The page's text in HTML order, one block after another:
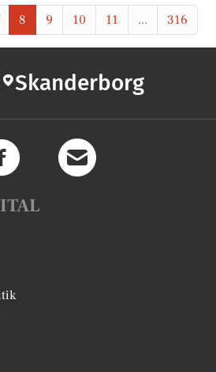
8 9 10 11 ... 316
Skanderborg